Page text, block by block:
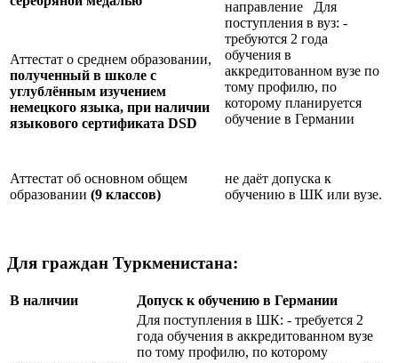
направление Для
поступления в вуз: -
требуются 2 года
обучения в
аккредитованном вузе по
тому профилю, по
которому планируется
обучение в Германии
Аттестат о среднем образовании,
полученный в школе с
углублённым изучением
немецкого языка, при наличии
языкового сертификата DSD
Аттестат об основном общем
образовании (9 классов)
не даёт допуска к
обучению в ШК или вузе.
Для граждан Туркменистана:
В наличии Допуск к обучению в Германии
Для поступления в ШК: - требуется 2
года обучения в аккредитованном вузе
по тому профилю, по которому